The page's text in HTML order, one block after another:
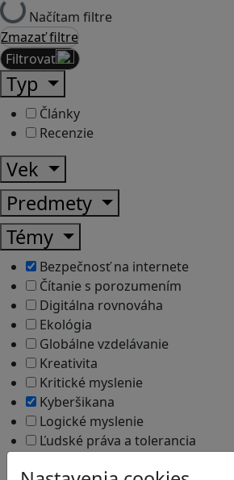
Načítam filtre
Zmazať filtre
Filtrovať
Typ
Články
Recenzie
Vek
Predmety
Témy
Bezpečnosť na internete
Čítanie s porozumením
Digitálna rovnováha
Ekológia
Globálne vzdelávanie
Kreativita
Kritické myslenie
Kyberšikana
Logické myslenie
Ľudské práva a tolerancia